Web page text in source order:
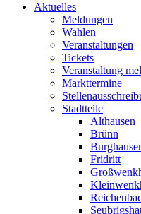
Aktuelles
Meldungen
Wahlen
Veranstaltungen
Tickets
Veranstaltung
Markttermine
Stadtteile
Althausen
Brünn
Fridritt